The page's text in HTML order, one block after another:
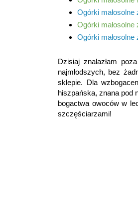
Ogórki małosolne
Ogórki
Ogórki
Dzisiaj znalazłam
najmłodszych, bez
sklepie. Dla
hiszpańska, znana pod
bogactwa owoców w
szczęściarzami!